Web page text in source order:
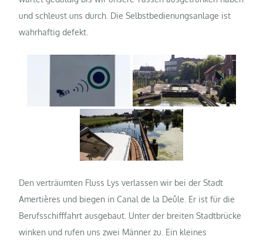
und schleust uns durch. Die Selbstbedienungsanlage ist
wahrhaftig defekt.
Den verträumten Fluss Lys verlassen wir bei der Stadt
Amertières und biegen in Canal de la Deûle. Er ist für die
Berufsschifffahrt ausgebaut. Unter der breiten Stadtbrücke
winken und rufen uns zwei Männer zu. Ein kleines